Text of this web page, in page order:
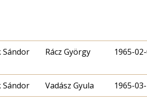
Sándor Rácz György 1965-
Sándor Vadász Gyula 1965-